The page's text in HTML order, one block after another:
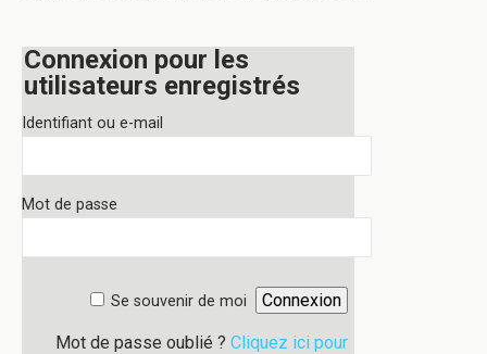
Connexion pour les
utilisateurs enregistrés
Identifiant ou e-mail
Mot de passe
Se souvenir de moi
Mot de passe oublié ? Cliquez ici pour